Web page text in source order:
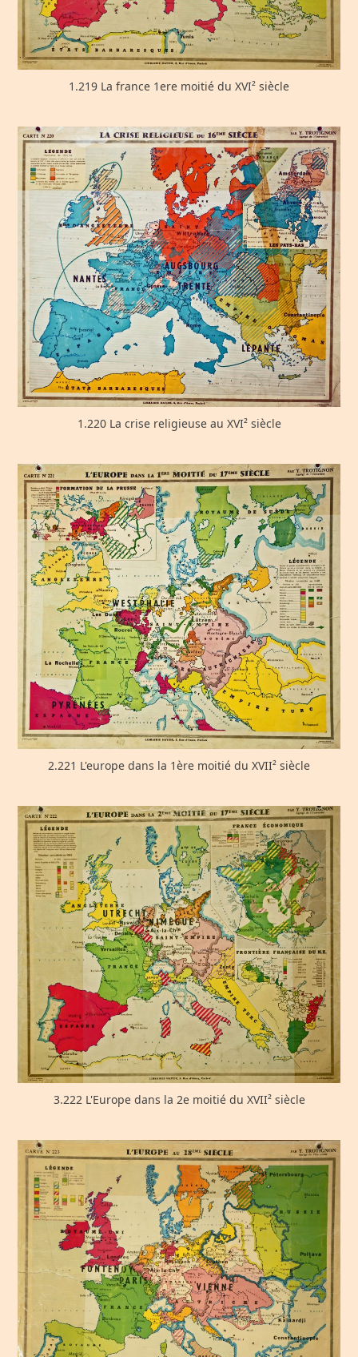
1.219 La france 1ere moitié du XVI² siècle
1.220 La crise religieuse au XVI² siècle
2.221 L'europe dans la 1ère moitié du XVII² siècle
3.222 L'Europe dans la 2e moitié du XVII² siècle